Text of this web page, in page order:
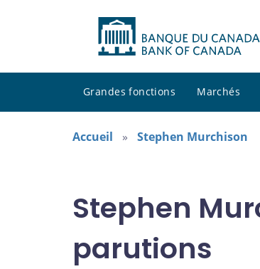
Grandes fonctions Marchés
Accueil Stephen Murchison
Stephen
parutions